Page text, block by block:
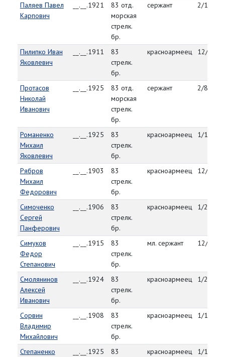
Паляев Павел
Карпович
__.__.1921
83 отд.
морская
стрелк.
бр.
сержант 2/11/45
Пилипко Иван
Яковлевич
__.__.1911
83
стрелк.
бр.
красноармеец 12/29/
Протасов
Николай
Иванович
__.__.1925
83 отд.
морская
стрелк.
бр.
сержант 2/8/45
Романенко
Михаил
Яковлевич
__.__.1925
83
стрелк.
бр.
красноармеец 1/14/45
Рябров
Михаил
Федорович
__.__.1903
83
стрелк.
бр.
красноармеец 12/30/
Симоченко
Сергей
Панферович
__.__.1906
83
стрелк.
бр.
красноармеец 1/2/45
Симуков
Федор
Степанович
__.__.1915
83
стрелк.
бр.
мл. сержант 12/30/
Смолянинов
Алексей
Иванович
__.__.1924
83
стрелк.
бр.
красноармеец 1/22/45
Сорвин
Владимир
Михайлович
__.__.1908
83
стрелк.
бр.
красноармеец 1/1/45
Степаненко
__.__.1925
83
красноармеец 1/10/45